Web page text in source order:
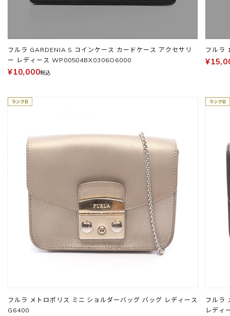
フルラ GARDENIA S コインケース カードケース アクセサリ
ー レディース WP00504BX0306O6000
¥10,000税込
フルラ
フルラ メトロポリス ミニ ショルダーバッグ バッグ レディース
G6400
フルラ メトロポリス ミニ スタッズ ショルダーバッグ バッグ
レディ